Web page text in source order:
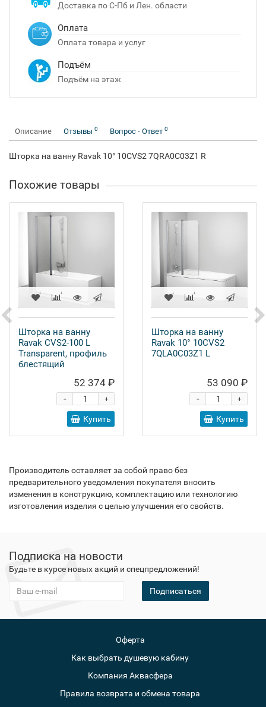
Доставка по С-Пб и Лен. области
Оплата
Оплата товара и услуг
Подъём
Подъём на этаж
Описание Отзывы 0 Вопрос - Ответ 0
Шторка на ванну Ravak 10° 10CVS2 7QRA0C03Z1 R
Похожие товары
Шторка на ванну
Ravak CVS2-100 L
Transparent, профиль
блестящий
52 374 ₽
+
-
Купить
Шторка на ванну
Ravak 10° 10CVS2
7QLA0C03Z1 L
53 090 ₽
+
-
Купить
Производитель оставляет за собой право без
предварительного уведомления покупателя вносить
изменения в конструкцию, комплектацию или технологию
изготовления изделия с целью улучшения его свойств.
Подписка на новости
Будьте в курсе новых акций и спецпредложений!
Подписаться
Оферта
Как выбрать душевую кабину
Компания Аквасфера
Правила возврата и обмена товара